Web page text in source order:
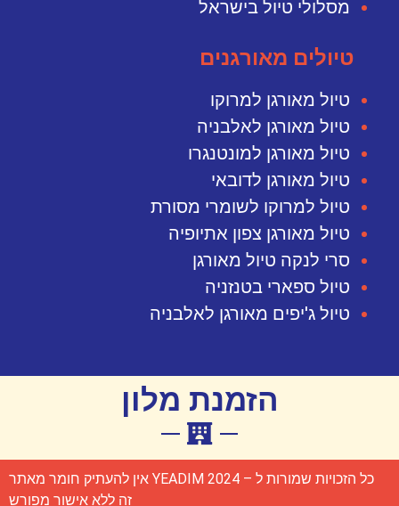
מסלולי טיול בישראל
טיולים מאורגנים
טיול מאורגן למרוקו
טיול מאורגן לאלבניה
טיול מאורגן למונטנגרו
טיול מאורגן לדובאי
טיול למרוקו לשומרי מסורת
טיול מאורגן צפון אתיופיה
סרי לנקה טיול מאורגן
טיול ספארי בטנזניה
טיול ג'יפים מאורגן לאלבניה
הזמנת מלון
כל הזכויות שמורות ל – YEADIM 2024 אין להעתיק חומר מאתר
זה ללא אישור מפורש